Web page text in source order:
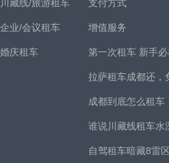
川藏线/旅游租车
企业/会议租车
婚庆租车
支付方式
增值服务
第一次租车 新手
拉萨租车成都还，
成都到底怎么租车
谁说川藏线租车水
自驾租车暗藏8雷